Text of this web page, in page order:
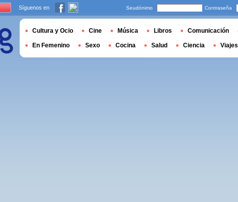
Síguenos en Seudónimo Contraseña
Cultura y Ocio Cine Música Libros Comunicación
En Femenino Sexo Cocina Salud Ciencia Viajes